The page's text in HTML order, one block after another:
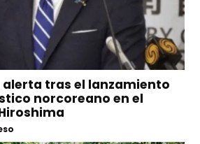
tras el lanzamiento
norcoreano en el